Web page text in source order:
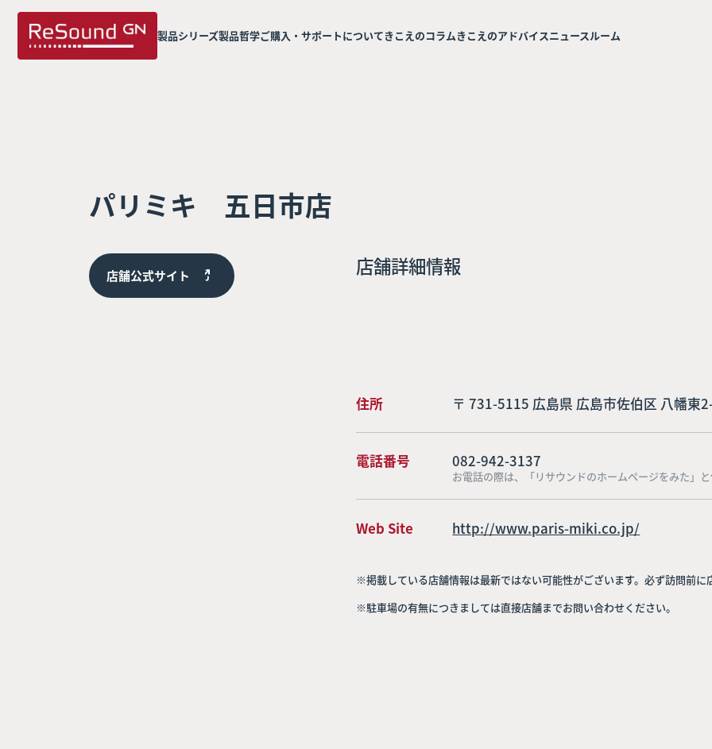
製品シリーズ製品哲学ご購入・サポートについてきこえのコラムきこえのアドバイスニュースルーム
パリミキ 五日市店
店舗公式サイト 店舗詳細情報
住所 〒 731-5115 広島県 広島市佐伯区 八幡東
電話番号 082-942-3137
お電話の際は、「リサウンドのホームページをみた」
Web Site http://www.paris-miki.co.jp/
※掲載している店舗情報は最新ではない可能性がございます。必ず訪問前に
※駐車場の有無につきましては直接店舗までお問い合わせください。